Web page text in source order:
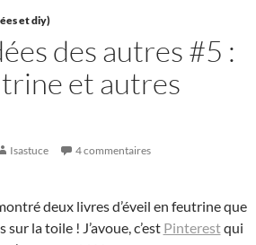
et diy)
des autres #5 :
et autres
Isastuce 4 commentaires
deux livres d’éveil en feutrine que
sur la toile ! J’avoue, c’est Pinterestqui